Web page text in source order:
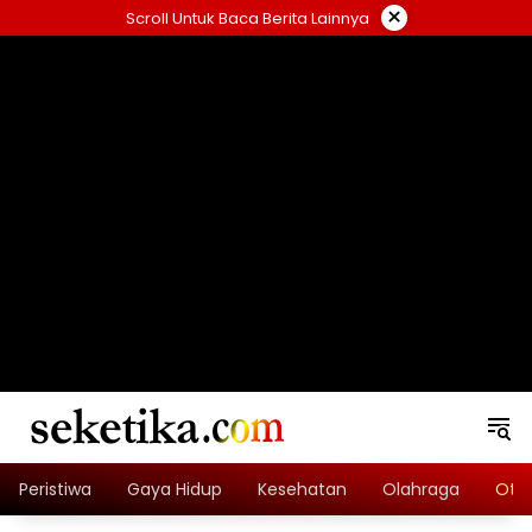
to
Scroll Untuk Baca Berita Lainnya ×
Peristiwa Gaya Hidup Kesehatan Olahraga